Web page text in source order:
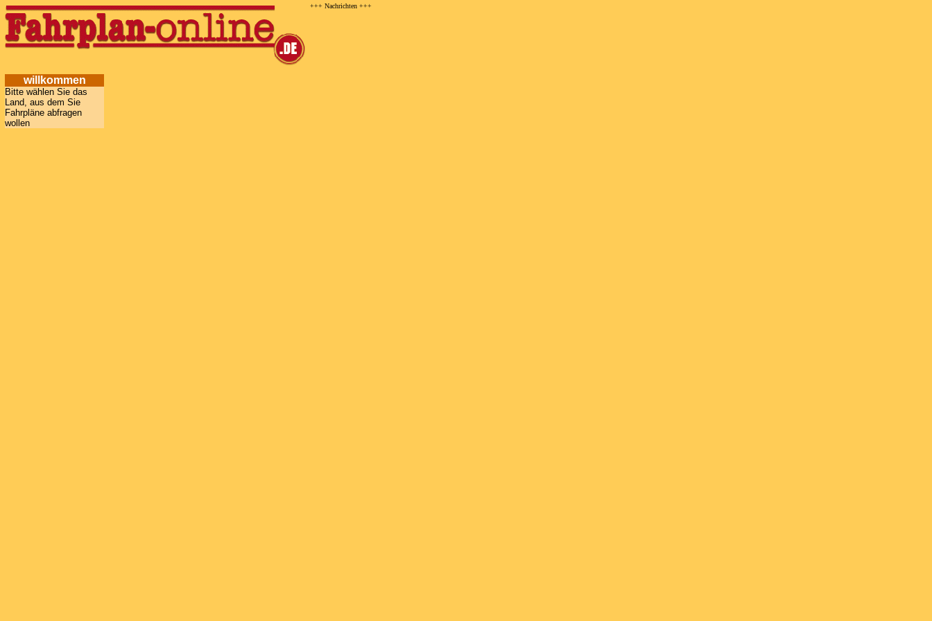
+++ Nachrichten +++
willkommen
Bitte wählen Sie das
Land, aus dem Sie
Fahrpläne abfragen
wollen